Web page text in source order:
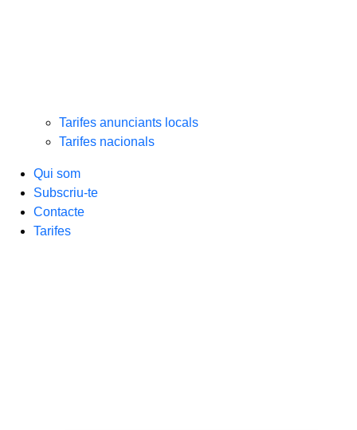
Tarifes anunciants locals
Tarifes nacionals
Qui som
Subscriu-te
Contacte
Tarifes